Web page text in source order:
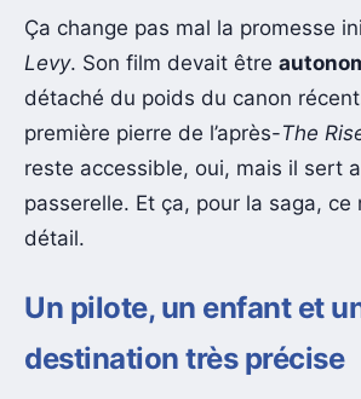
Ça change pas mal la promesse
Levy. Son film devait être
détaché du poids du canon
première pierre de l’après-The
reste accessible, oui, mais il sert
passerelle. Et ça, pour la saga, ce
détail.
Un pilote, un enfant et
destination très précise